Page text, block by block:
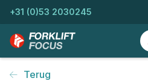
+31 (0)53 2030245
Terug